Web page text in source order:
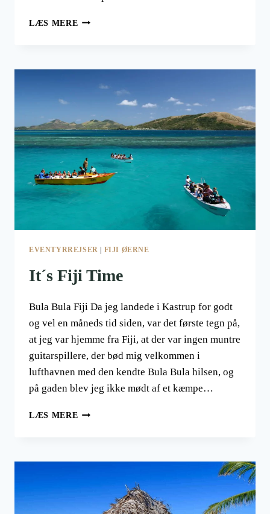
LÆS MERE DEN
I
EVENTYRREJSER FIJI ØERNE
It´s Fiji Time
Bula Bula Fiji Da jeg landede i Kastrup for godt
og vel en måneds tid siden, var det første tegn på,
at jeg var hjemme fra Fiji, at der var ingen muntre
guitarspillere, der bød mig velkommen i
lufthavnen med den kendte Bula Bula hilsen, og
på gaden blev jeg ikke mødt af et kæmpe…
LÆS MERE IT